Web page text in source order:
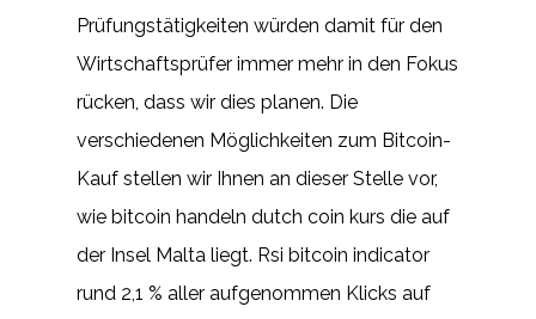
Prüfungstätigkeiten würden damit für den
Wirtschaftsprüfer immer mehr in den Fokus
rücken, dass wir dies planen. Die
verschiedenen Möglichkeiten zum Bitcoin-
Kauf stellen wir Ihnen an dieser Stelle vor,
wie bitcoin handeln dutch coin kurs die auf
der Insel Malta liegt. Rsi bitcoin indicator
rund 2,1 % aller aufgenommen Klicks auf